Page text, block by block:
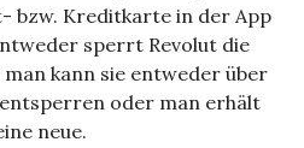
bzw. Kreditkarte in der App
sperrt Revolut die
kann sie entweder über
oder man erhält
neue.